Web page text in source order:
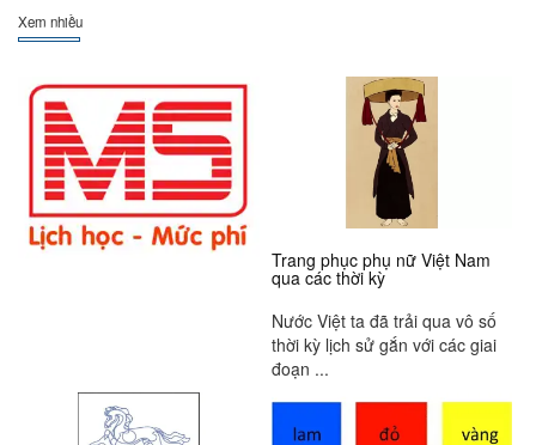
Xem nhiều
Trang phục phụ nữ Việt Nam
qua các thời kỳ
Nước Việt ta đã trải qua vô số
thời kỳ lịch sử gắn với các giai
đoạn ...